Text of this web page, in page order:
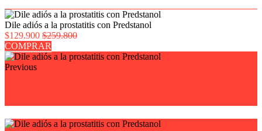
Dile adiós a la prostatitis con Predstanol
$129.900 $259.800
COMPRAR
Previous